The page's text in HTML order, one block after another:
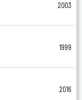
2003
1999
2016